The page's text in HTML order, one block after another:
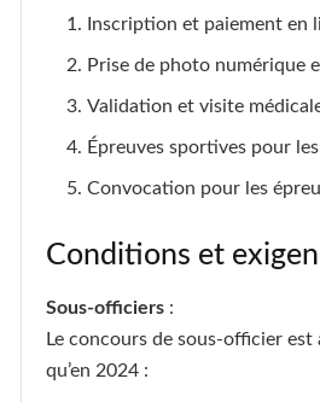
Inscription et paiement en
Prise de photo numérique
Validation et visite
Épreuves sportives pour
Convocation pour les
Conditions et
Sous-officiers :
Le concours de sous-officier
qu’en 2024 :